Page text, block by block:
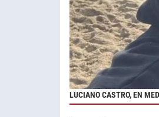
LUCIANO CASTRO, EN